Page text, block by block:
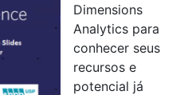
Dimensions
Analytics para
conhecer seus
recursos e
potencial já